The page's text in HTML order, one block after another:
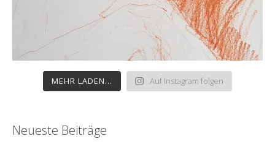
MEHR LADEN... Auf Instagram folgen
Neueste Beiträge